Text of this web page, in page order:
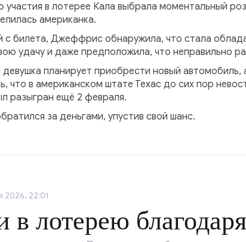
в лотерее Кала выбрала моментальный
американка.
с билета, Джеффрис обнаружила, что стала
удачу и даже предположила, что неправильно
планирует приобрести новый
что в американском штате Техас до сих пор
разыгран ещё 2 февраля.
за деньгами, упустив свой шанс.
2026, 22:01
лотерею